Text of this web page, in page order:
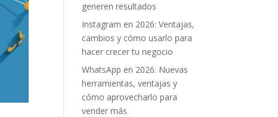
generen resultados
Instagram en 2026: Ventajas,
cambios y cómo usarlo para
hacer crecer tu negocio
WhatsApp en 2026: Nuevas
herramientas, ventajas y
cómo aprovecharlo para
vender más